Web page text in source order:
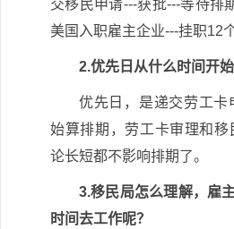
交移民申请---获批---等待排
美国入职雇主企业---挂职12
2.优先日从什么时间开
优先日，是递交劳工
始算排期，劳工卡审理和
论长短都不影响排期了。
3.移民局怎么理解，雇
时间去工作呢？